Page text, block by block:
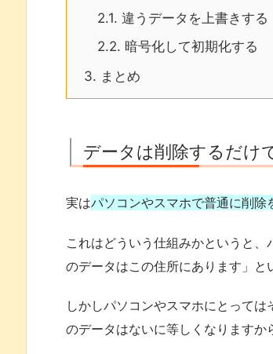
2.1. 違うデータを上書きする
2.2. 暗号化して初期化する
3. まとめ
データは削除するだけ
実はパソコンやスマホで普通に削
これはどういう仕組みかというと
のデータはこの住所にあります」と
しかしパソコンやスマホにとって
のデータはないに等しくなりますか